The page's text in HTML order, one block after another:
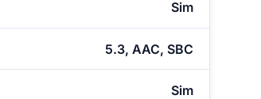
Sim
5.3, AAC, SBC
Sim